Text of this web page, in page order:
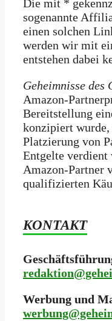
Die mit *
sogenannte
einen solchen
werden wir mit­
entstehen dabei
Geheimnisse des
Amazon-
Bereitstellung
konzipiert wurde,
Platzierung von
Entgelte verdient
Amazon-Partner
qualifizierten
KONTAKT
Werbung und